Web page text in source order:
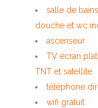
salle de
douche et wc
ascenseur
TV écran
TNT et satellite
téléphone
wifi gratuit